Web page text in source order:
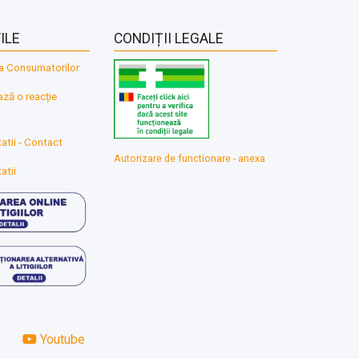
Consumatorilor
o reacție
- Contact
CONDIȚII LEGALE
Autorizare de functionare - anexa
Youtube